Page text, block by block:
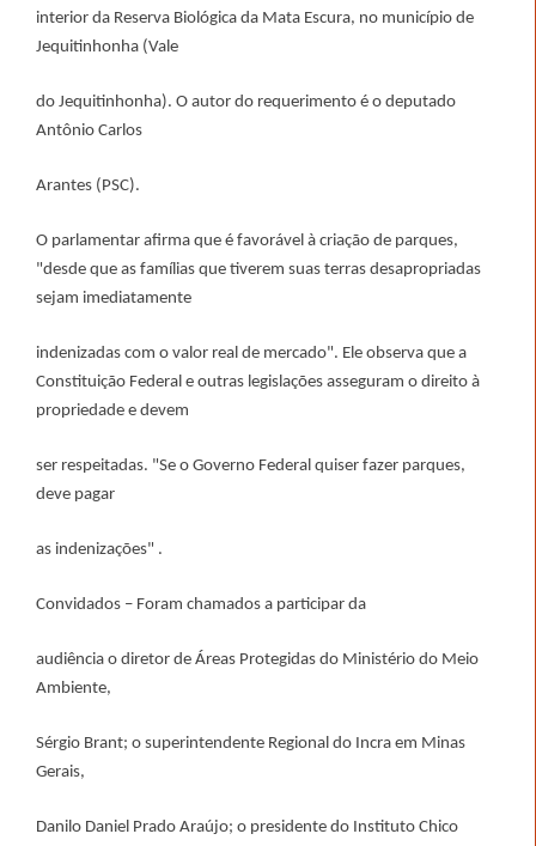
interior da Reserva Biológica da Mata Escura, no município de
Jequitinhonha (Vale
do Jequitinhonha). O autor do requerimento é o deputado
Antônio Carlos
Arantes (PSC).
O parlamentar afirma que é favorável à criação de parques,
"desde que as famílias que tiverem suas terras desapropriadas
sejam imediatamente
indenizadas com o valor real de mercado". Ele observa que a
Constituição Federal e outras legislações asseguram o direito à
propriedade e devem
ser respeitadas. "Se o Governo Federal quiser fazer parques,
deve pagar
as indenizações" .
Convidados – Foram chamados a participar da
audiência o diretor de Áreas Protegidas do Ministério do Meio
Ambiente,
Sérgio Brant; o superintendente Regional do Incra em Minas
Gerais,
Danilo Daniel Prado Araújo; o presidente do Instituto Chico